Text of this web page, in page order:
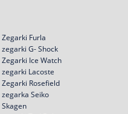
Zegarki Furla
zegarki G- Shock
Zegarki Ice Watch
zegarki Lacoste
Zegarki Rosefield
zegarka Seiko
Skagen